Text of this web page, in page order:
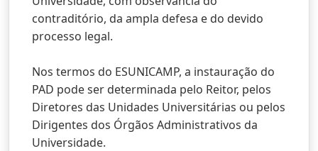
contraditório, da ampla defesa e do devido
processo legal.
Nos termos do ESUNICAMP, a instauração do
PAD pode ser determinada pelo Reitor, pelos
Diretores das Unidades Universitárias ou pelos
Dirigentes dos Órgãos Administrativos da
Universidade.